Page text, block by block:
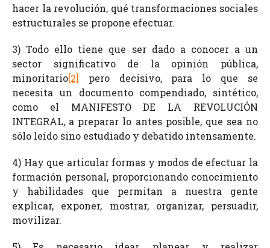
hacer la revolución, qué transformaciones sociales
estructurales se propone efectuar.
3) Todo ello tiene que ser dado a conocer a un
sector significativo de la opinión pública,
minoritario[2] pero decisivo, para lo que se
necesita un documento compendiado, sintético,
como el MANIFESTO DE LA REVOLUCIÓN
INTEGRAL, a preparar lo antes posible, que sea no
sólo leído sino estudiado y debatido intensamente.
4) Hay que articular formas y modos de efectuar la
formación personal, proporcionando conocimiento
y habilidades que permitan a nuestra gente
explicar, exponer, mostrar, organizar, persuadir,
movilizar.